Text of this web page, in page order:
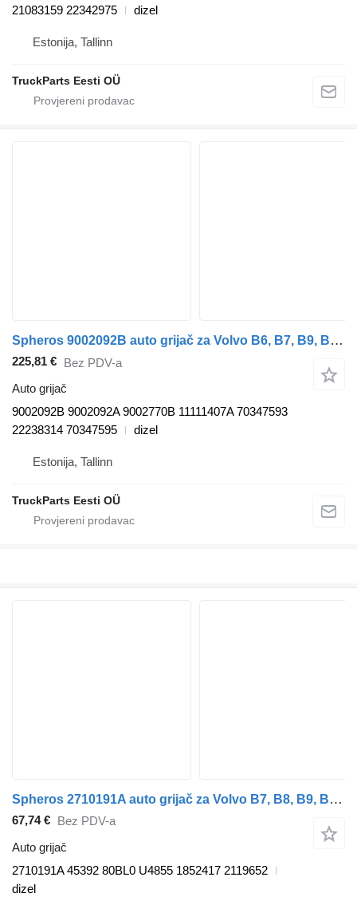
21083159 22342975
dizel
Estonija, Tallinn
TruckParts Eesti OÜ
Spheros 9002092B auto grijač za Volvo B6, B7, B9, B10, B12 bus (1978-2011) autobusa
225,81 € Bez PDV-a
Auto grijač
9002092B 9002092A 9002770B 11111407A 70347593
22238314 70347595
dizel
Estonija, Tallinn
TruckParts Eesti OÜ
Spheros 2710191A auto grijač za Volvo B7, B8, B9, B12 bus (2005-) autobusa
67,74 € Bez PDV-a
Auto grijač
2710191A 45392 80BL0 U4855 1852417 2119652
dizel